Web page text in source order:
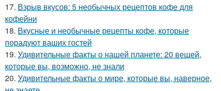
17. Взрыв вкусов: 5 необычных рецептов кофе для
кофейни
18. Вкусные и необычные рецепты кофе, которые
порадуют ваших гостей
19. Удивительные факты о нашей планете: 20 вещей,
которые вы, возможно, не знали
20. Удивительные факты о мире, которые вы, наверное,